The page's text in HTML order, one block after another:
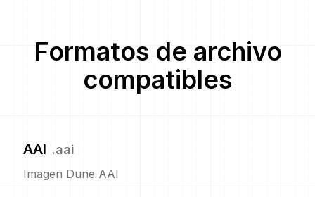
Formatos de archivo
compatibles
AAI .aai
Imagen Dune AAI